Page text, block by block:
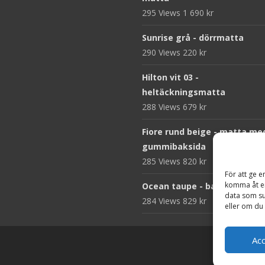
För att ge
komma åt
data som
eller om
295 Views 1 690 kr
Sunrise grå - dörrmatta
290 Views 220 kr
Hilton vit 03 -
heltäckningsmatta
288 Views 679 kr
Fiore rund beige - matta
gummibaksida
285 Views 820 kr
Ocean taupe -
284 Views 829 kr